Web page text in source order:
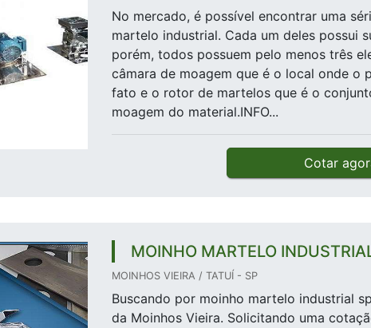
No mercado, é possível encontrar uma
martelo industrial. Cada um deles possui
porém, todos possuem pelo menos três
câmara de moagem que é o local onde o
fato e o rotor de martelos que é o
moagem do material.INFO...
Cotar
MOINHO MARTELO
MOINHOS VIEIRA / TATUÍ - SP
Buscando por moinho martelo industrial
da Moinhos Vieira. Solicitando uma